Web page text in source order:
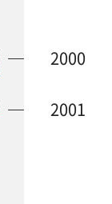
2000
2001